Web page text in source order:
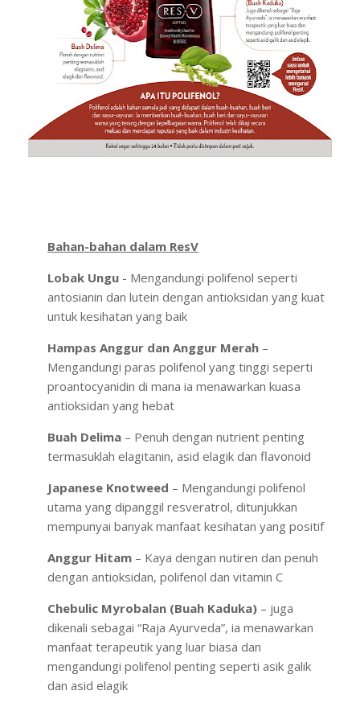
Bahan-bahan dalam ResV
Lobak Ungu - Mengandungi polifenol seperti
antosianin dan lutein dengan antioksidan yang kuat
untuk kesihatan yang baik
Hampas Anggur dan Anggur Merah –
Mengandungi paras polifenol yang tinggi seperti
proantocyanidin di mana ia menawarkan kuasa
antioksidan yang hebat
Buah Delima – Penuh dengan nutrient penting
termasuklah elagitanin, asid elagik dan flavonoid
Japanese Knotweed – Mengandungi polifenol
utama yang dipanggil resveratrol, ditunjukkan
mempunyai banyak manfaat kesihatan yang positif
Anggur Hitam – Kaya dengan nutiren dan penuh
dengan antioksidan, polifenol dan vitamin C
Chebulic Myrobalan (Buah Kaduka) – juga
dikenali sebagai “Raja Ayurveda”, ia menawarkan
manfaat terapeutik yang luar biasa dan
mengandungi polifenol penting seperti asik galik
dan asid elagik